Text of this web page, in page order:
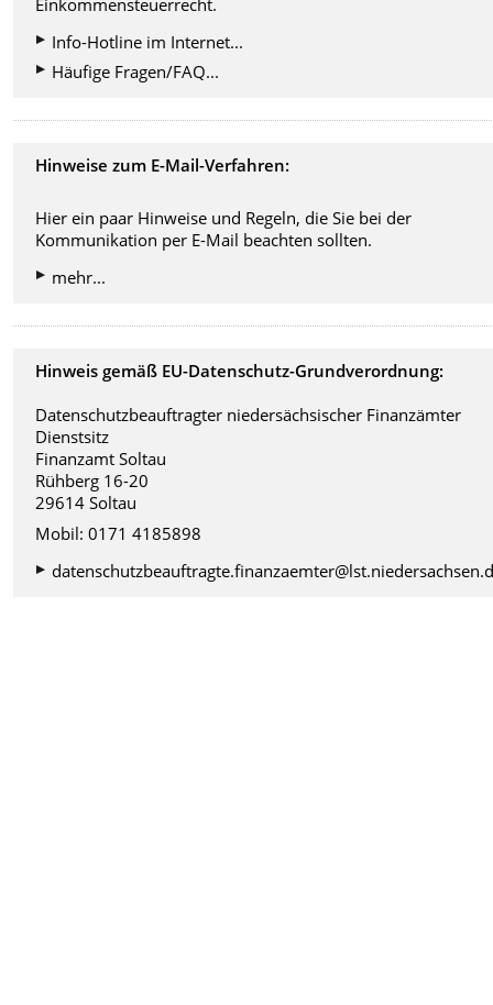
Info-Hotline im Internet...
Häufige Fragen/FAQ...
Hinweise zum E-Mail-Verfahren:
Hier ein paar Hinweise und Regeln, die Sie bei der
Kommunikation per E-Mail beachten sollten.
mehr...
Hinweis gemäß EU-Datenschutz-Grundverordnung:
Datenschutzbeauftragter niedersächsischer Finanzämter
Dienstsitz
Finanzamt Soltau
Rühberg 16-20
29614 Soltau
Mobil: 0171 4185898